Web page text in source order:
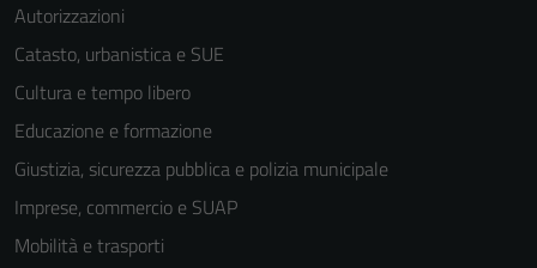
Autorizzazioni
Catasto, urbanistica e SUE
Cultura e tempo libero
Educazione e formazione
Giustizia, sicurezza pubblica e polizia municipale
Imprese, commercio e SUAP
Mobilità e trasporti